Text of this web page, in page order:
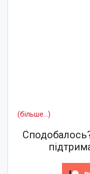
(більше…)